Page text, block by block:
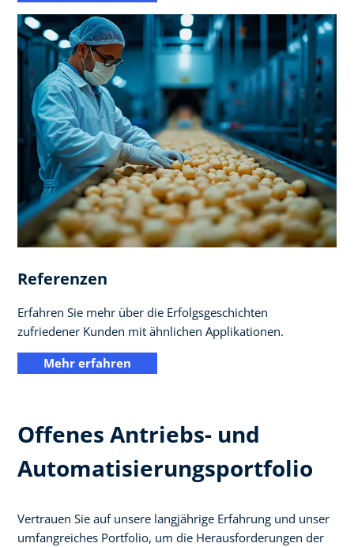
Referenzen
Erfahren Sie mehr über die Erfolgsgeschichten
zufriedener Kunden mit ähnlichen Applikationen.
Mehr erfahren
Offenes Antriebs- und
Automatisierungsportfolio
Vertrauen Sie auf unsere langjährige Erfahrung und unser
umfangreiches Portfolio, um die Herausforderungen der